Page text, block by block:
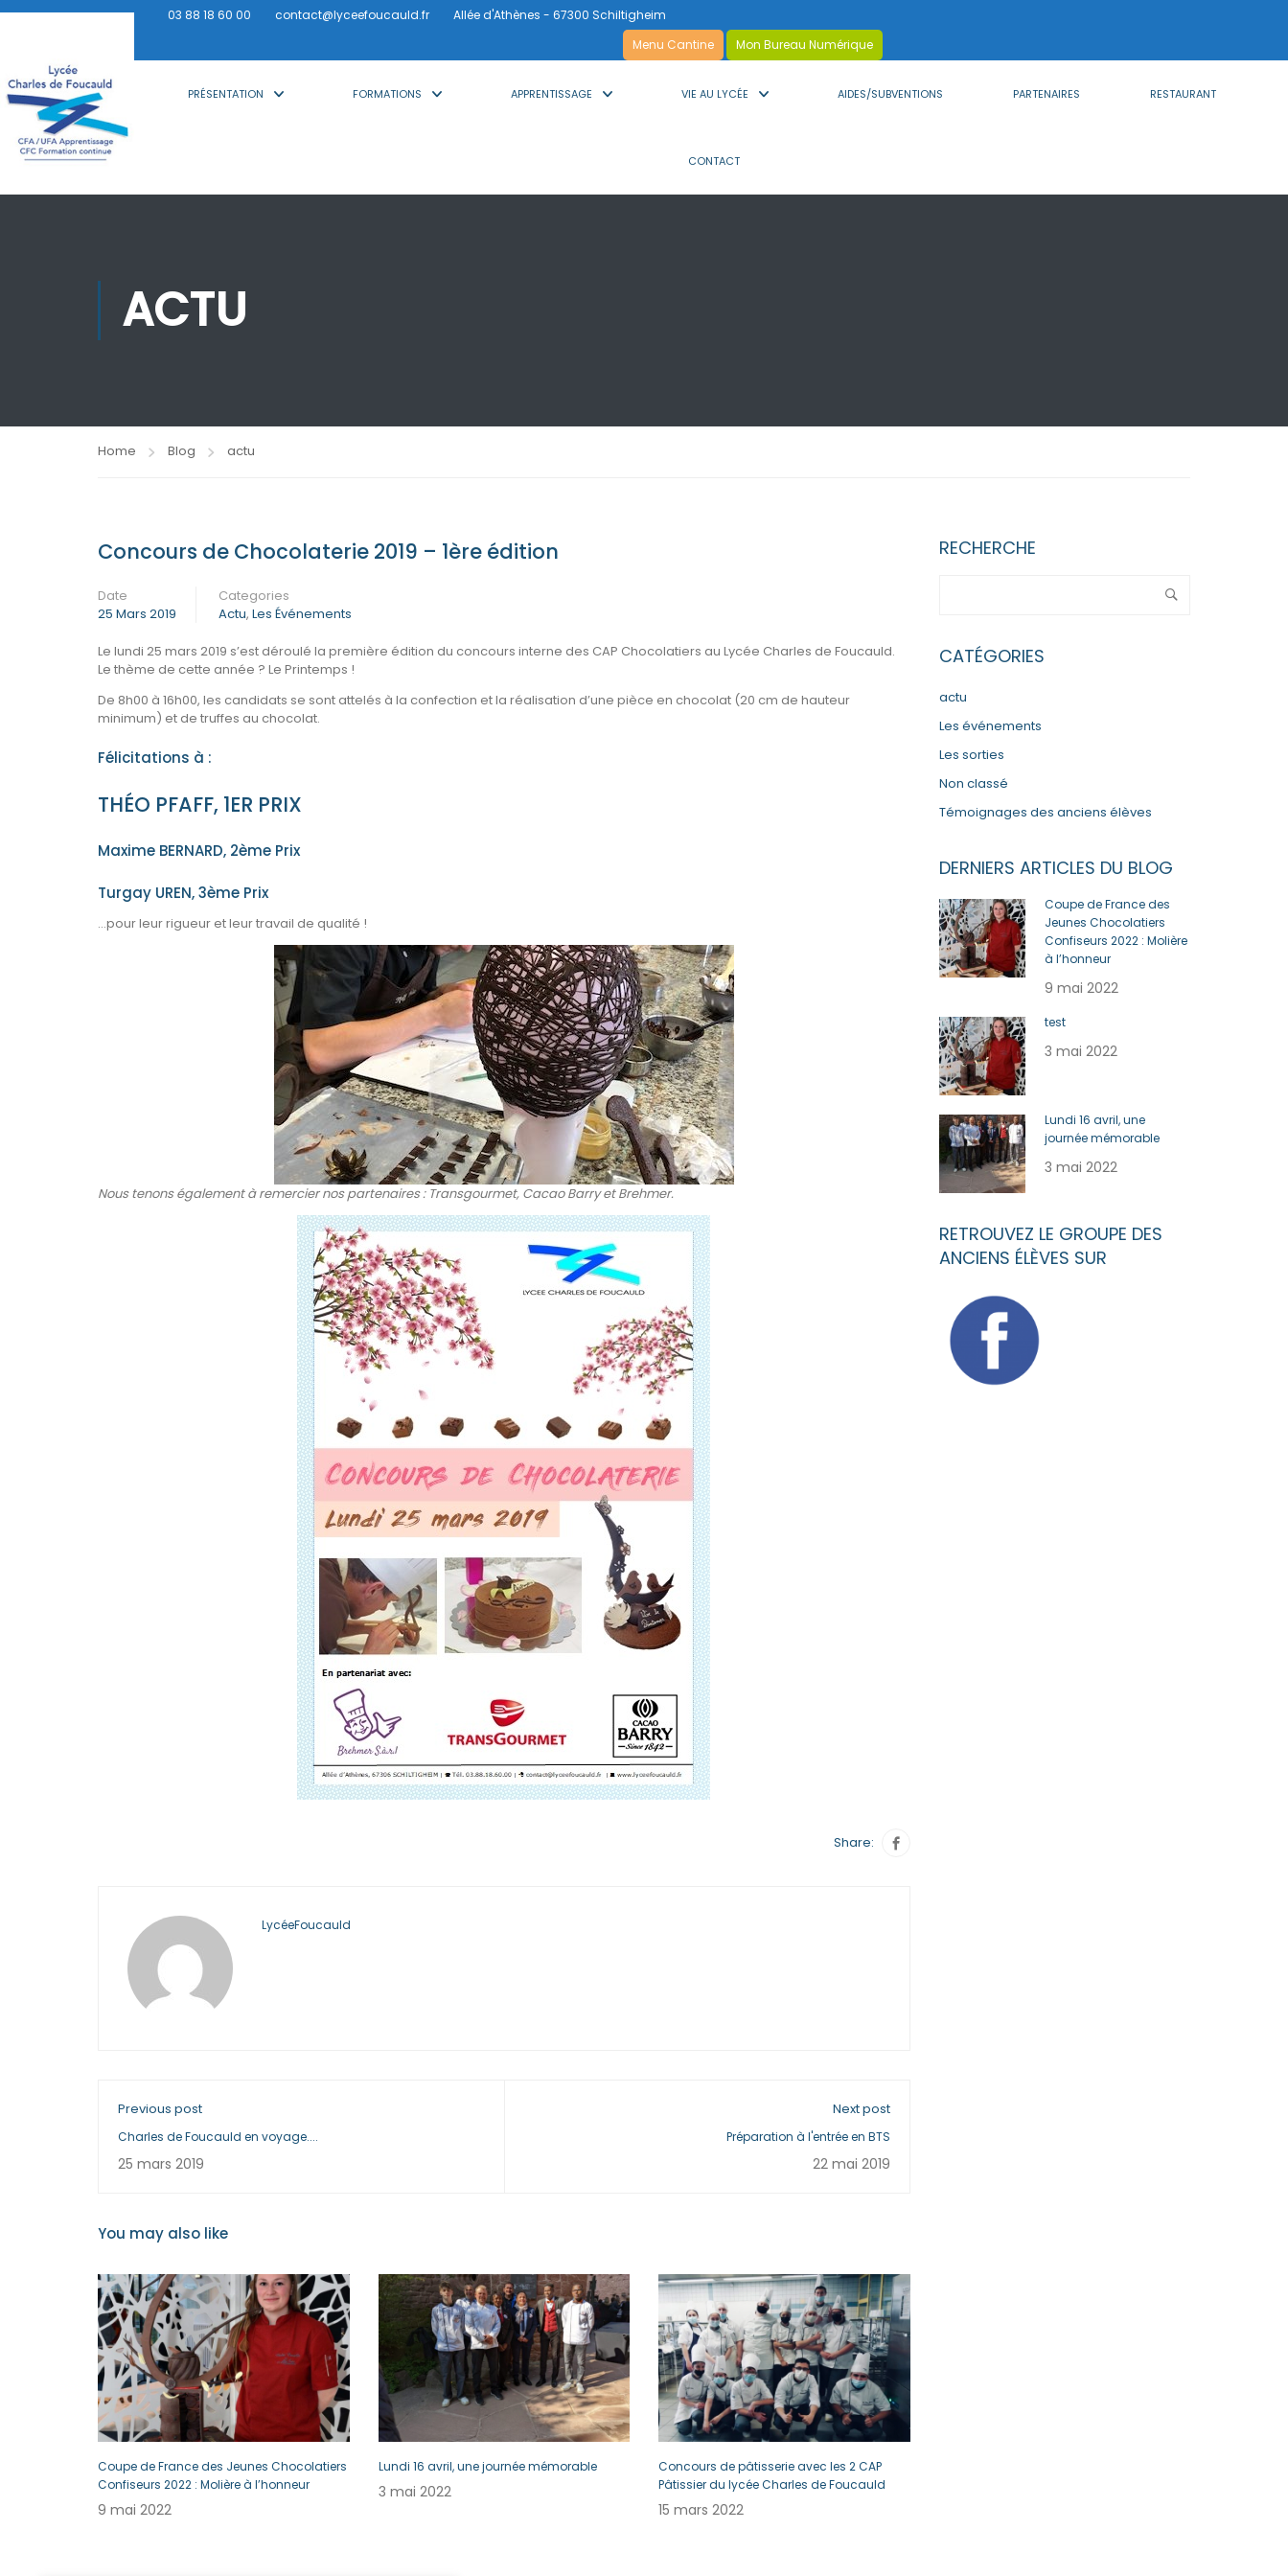
03 88 18 60 00 contact@lyceefoucauld.fr
Allée d'Athènes - 67300 Schiltigheim
Menu Cantine
Mon Bureau Numérique
PRÉSENTATION FORMATIONS APPRENTISSAGE VIE AU LYCÉE AIDES/SUBVENTIONS PARTENAIRES RESTAURANT
CONTACT
ACTU
Home Blog actu
Concours de Chocolaterie 2019 – 1ère édition​
Date
25 Mars 2019
Categories
Actu, Les Événements
Le lundi 25 mars 2019 s’est déroulé la première édition du concours interne des CAP Chocolatiers au Lycée Charles de Foucauld.
Le thème de cette année ? Le Printemps !
De 8h00 à 16h00, les candidats se sont attelés à la confection et la réalisation d’une pièce en chocolat (20 cm de hauteur
minimum) et de truffes au chocolat.
Félicitations à :​
THÉO PFAFF, 1ER PRIX​
Maxime BERNARD, 2ème Prix​
Turgay UREN, 3ème Prix​
…pour leur rigueur et leur travail de qualité !
Nous tenons également à remercier nos partenaires : Transgourmet, Cacao Barry et Brehmer.
Share:
LycéeFoucauld
Previous post
Charles de Foucauld en voyage....​
25 mars 2019
Next post
Préparation à l'entrée en BTS​
22 mai 2019
You may also like
Coupe de France des Jeunes Chocolatiers
Confiseurs 2022 : Molière à l’honneur
9 mai 2022
Lundi 16 avril, une journée mémorable
3 mai 2022
Concours de pâtisserie avec les 2 CAP
Pâtissier du lycée Charles de Foucauld
15 mars 2022
RECHERCHE
CATÉGORIES
actu
Les événements
Les sorties
Non classé
Témoignages des anciens élèves
DERNIERS ARTICLES DU BLOG
Coupe de France des
Jeunes Chocolatiers
Confiseurs 2022 : Molière
à l’honneur
9 mai 2022
test
3 mai 2022
Lundi 16 avril, une
journée mémorable
3 mai 2022
RETROUVEZ LE GROUPE DES
ANCIENS ÉLÈVES SUR